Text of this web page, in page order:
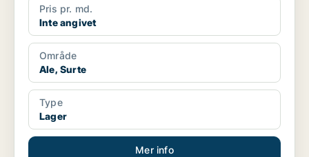
Pris pr. md.
Inte angivet
Område
Ale, Surte
Type
Lager
Mer info